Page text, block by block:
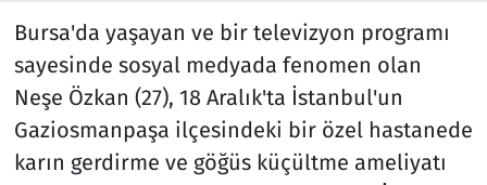
Bursa'da yaşayan ve bir televizyon programı
sayesinde sosyal medyada fenomen olan
Neşe Özkan (27), 18 Aralık'ta İstanbul'un
Gaziosmanpaşa ilçesindeki bir özel hastanede
karın gerdirme ve göğüs küçültme ameliyatı
Televizyon